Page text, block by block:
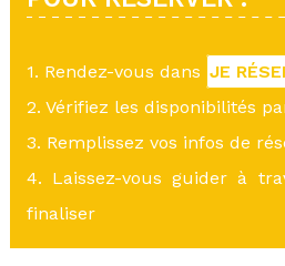
1. Rendez-vous dans JE
2. Vérifiez les disponibilités
3. Remplissez vos infos de
4. Laissez-vous guider à
finaliser